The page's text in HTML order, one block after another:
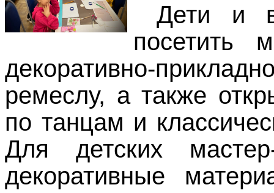
Дети и
посетить
декоративно-
ремеслу, а также
по танцам и
Для детских
декоративные